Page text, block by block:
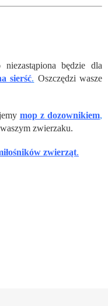
będzie dla
sierść. Oszczędzi wasze
mop z dozownikiem,
zwierzaku.
zwierząt.